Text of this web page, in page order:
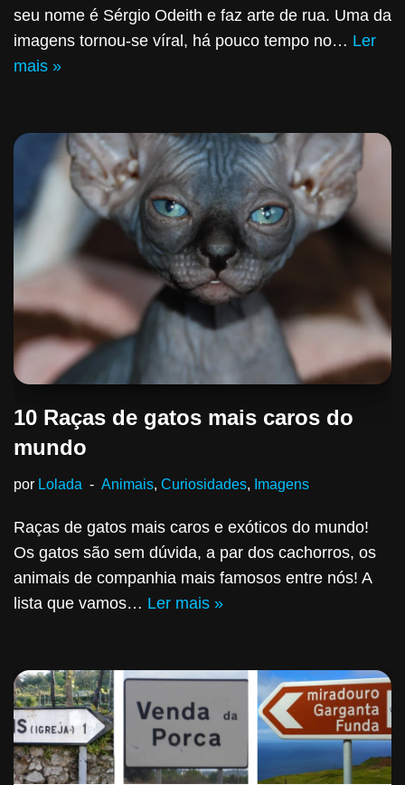
seu nome é Sérgio Odeith e faz arte de rua. Uma da
imagens tornou-se víral, há pouco tempo no… Ler
mais »
10 Raças de gatos mais caros do
mundo
por Lolada Animais, Curiosidades, Imagens
Raças de gatos mais caros e exóticos do mundo!
Os gatos são sem dúvida, a par dos cachorros, os
animais de companhia mais famosos entre nós! A
lista que vamos… Ler mais »